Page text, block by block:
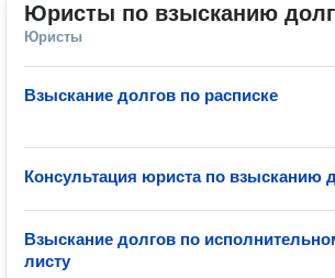
Юристы по взысканию
Юристы
Взыскание долгов по расписке
Консультация юриста по взысканию
Взыскание долгов по
листу